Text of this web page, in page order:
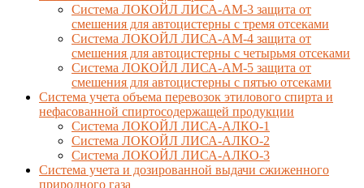
Система ЛОКОЙЛ ЛИСА-AM-3 защита от
смешения для автоцистерны с тремя отсеками
Система ЛОКОЙЛ ЛИСА-AM-4 защита от
смешения для автоцистерны с четырьмя отсеками
Система ЛОКОЙЛ ЛИСА-AM-5 защита от
смешения для автоцистерны с пятью отсеками
Система учета объема перевозок этилового спирта и
нефасованной спиртосодержащей продукции
Система ЛОКОЙЛ ЛИСА-AЛКО-1
Система ЛОКОЙЛ ЛИСА-АЛКО-2
Система ЛОКОЙЛ ЛИСА-АЛКО-3
Система учета и дозированной выдачи сжиженного
природного газа